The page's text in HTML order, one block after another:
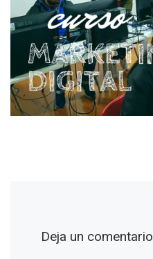
Deja un comentario